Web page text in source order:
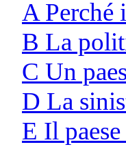
A Perché
B La
C Un
D La
E Il paese